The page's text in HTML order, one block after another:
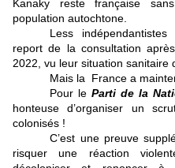
Kanaky reste française
population autochtone.
Less
report de la consultation
2022, vu leur situation sanitaire
Mais la France a
Pour le Parti de la
honteuse d’organiser un
colonisés !
C’est une preuve
risquer une réaction